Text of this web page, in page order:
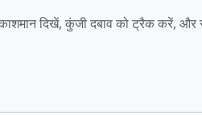
दिखें, कुंजी दबाव को ट्रैक करें,